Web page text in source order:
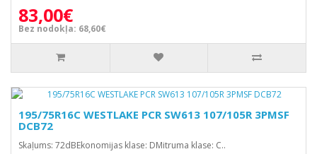
83,00€
Bez nodokļa: 68,60€
195/75R16C WESTLAKE PCR SW613 107/105R 3PMSF
DCB72
Skaļums: 72dBEkonomijas klase: DMitruma klase: C..